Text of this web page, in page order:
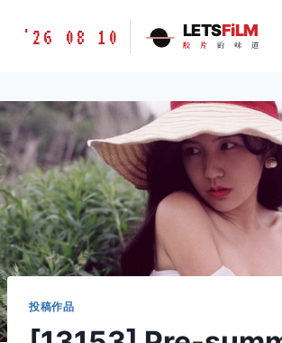
胶
味
道
LETSFILM
'26 08 10 LETSFiLM
胶 片 的 味 道
投稿作品